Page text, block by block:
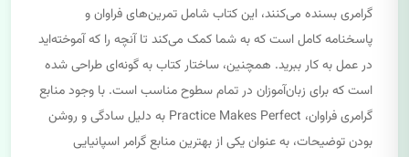
گرامری بسنده می‌کنند، این کتاب شامل تمرین‌های فراوان و
پاسخنامه کامل است که به شما کمک می‌کند تا آنچه را که آموخته‌اید
در عمل به کار ببرید. همچنین، ساختار کتاب به گونه‌ای طراحی شده
است که برای زبان‌آموزان در تمام سطوح مناسب است. با وجود منابع
گرامری فراوان، Practice Makes Perfect به دلیل سادگی و روشن
بودن توضیحات، به عنوان یکی از بهترین منابع گرامر اسپانیایی